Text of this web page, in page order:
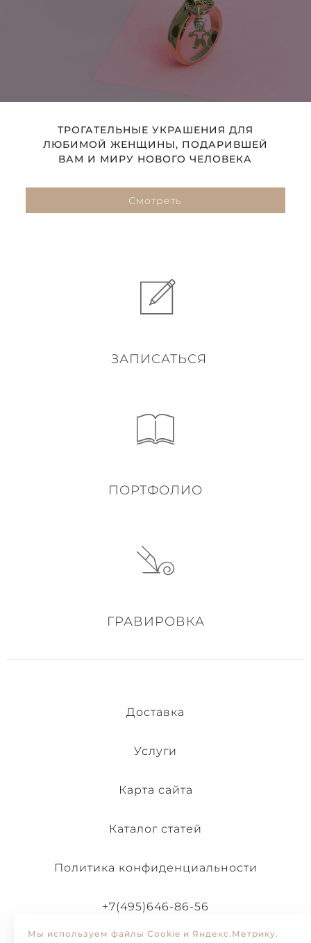
ТРОГАТЕЛЬНЫЕ УКРАШЕНИЯ ДЛЯ
ЛЮБИМОЙ ЖЕНЩИНЫ, ПОДАРИВШЕЙ
ВАМ И МИРУ НОВОГО ЧЕЛОВЕКА
Смотреть
ЗАПИСАТЬСЯ
ПОРТФОЛИО
ГРАВИРОВКА
Доставка
Услуги
Карта сайта
Каталог статей
Политика конфиденциальности
+7(495)646-86-56
Мы используем файлы Cookie и Яндекс.Метрику.